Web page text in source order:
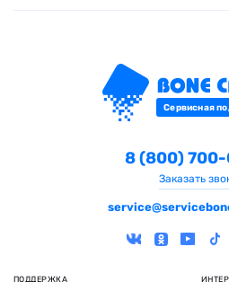
Сервисная
ПОДДЕРЖКА
8 (800)
Заказать